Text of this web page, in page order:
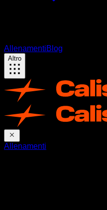
AllenamentiBlog
Altro
Allenamenti